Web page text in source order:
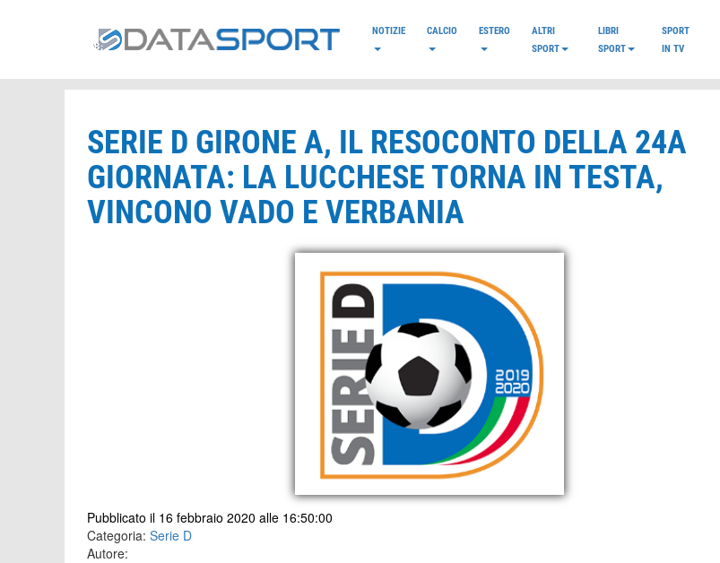
NOTIZIE CALCIO ESTERO
ALTRI
SPORT
LIBRI
SPORT
SPORT
IN TV
SERIE D GIRONE A, IL RESOCONTO DELLA 24A
GIORNATA: LA LUCCHESE TORNA IN TESTA,
VINCONO VADO E VERBANIA
Pubblicato il 16 febbraio 2020 alle 16:50:00
Categoria: Serie D
Autore: